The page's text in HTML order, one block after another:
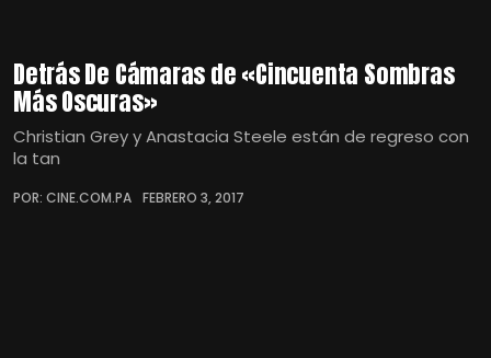
Detrás De Cámaras de «Cincuenta Sombras
Más Oscuras»
Christian Grey y Anastacia Steele están de regreso con
la tan
POR: CINE.COM.PA FEBRERO 3, 2017